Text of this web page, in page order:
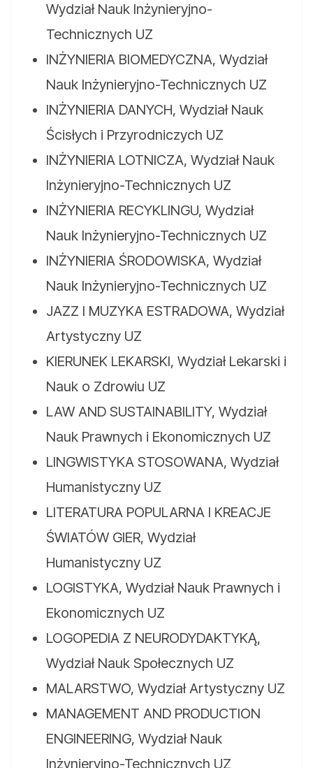
Wydział Nauk Inżynieryjno-
Technicznych UZ
INŻYNIERIA BIOMEDYCZNA, Wydział
Nauk Inżynieryjno-Technicznych UZ
INŻYNIERIA DANYCH, Wydział Nauk
Ścisłych i Przyrodniczych UZ
INŻYNIERIA LOTNICZA, Wydział Nauk
Inżynieryjno-Technicznych UZ
INŻYNIERIA RECYKLINGU, Wydział
Nauk Inżynieryjno-Technicznych UZ
INŻYNIERIA ŚRODOWISKA, Wydział
Nauk Inżynieryjno-Technicznych UZ
JAZZ I MUZYKA ESTRADOWA, Wydział
Artystyczny UZ
KIERUNEK LEKARSKI, Wydział Lekarski i
Nauk o Zdrowiu UZ
LAW AND SUSTAINABILITY, Wydział
Nauk Prawnych i Ekonomicznych UZ
LINGWISTYKA STOSOWANA, Wydział
Humanistyczny UZ
LITERATURA POPULARNA I KREACJE
ŚWIATÓW GIER, Wydział
Humanistyczny UZ
LOGISTYKA, Wydział Nauk Prawnych i
Ekonomicznych UZ
LOGOPEDIA Z NEURODYDAKTYKĄ,
Wydział Nauk Społecznych UZ
MALARSTWO, Wydział Artystyczny UZ
MANAGEMENT AND PRODUCTION
ENGINEERING, Wydział Nauk
Inżynieryjno-Technicznych UZ